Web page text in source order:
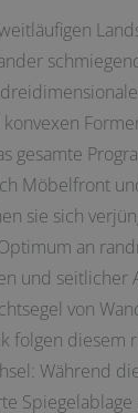
gesamte
Möbelfront
sie sich
an
und seitlicher
von
folgen diesem
Während
Spiegelablage